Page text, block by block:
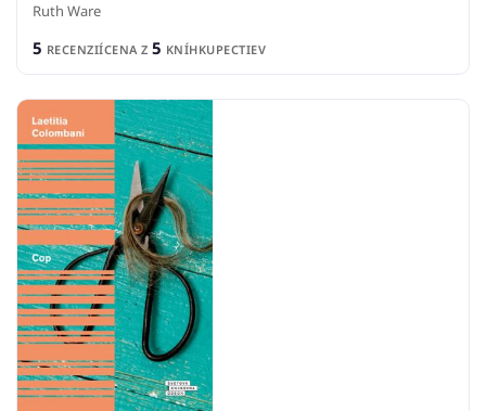
Ruth Ware
5 RECENZIÍCENA Z 5 KNÍHKUPECTIEV